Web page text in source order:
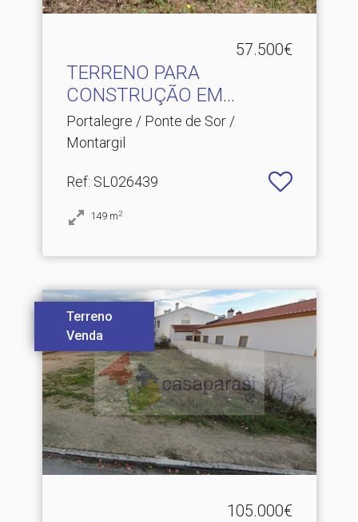
57.500€
TERRENO PARA
CONSTRUÇÃO EM
MONTARGIL
Portalegre / Ponte de Sor /
Montargil
Ref: SL026439
149 m2
Terreno
Venda
105.000€